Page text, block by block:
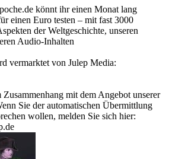
könnt ihr einen Monat lang
einen Euro testen – mit fast 3000
der Weltgeschichte, unseren
Audio-Inhalten
vermarktet von Julep Media:
mit dem Angebot unserer
Sie der automatischen Übermittlung
wollen, melden Sie sich hier: